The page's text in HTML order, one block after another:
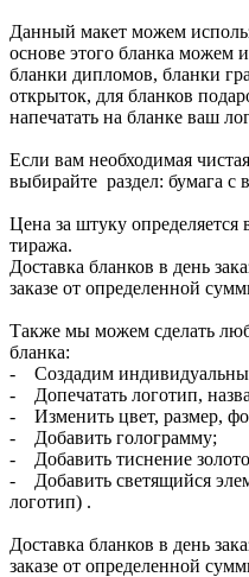
Данный макет можем
основе этого бланка можем
бланки дипломов, бланки
открыток, для бланков
напечатать на бланке ваш
Если вам необходимая
выбирайте раздел: бумага с
Цена за штуку определяется
тиража.
Доставка бланков в день
заказе от определенной
Также мы можем сделать
бланка:
- Создадим
- Допечатать логотип,
- Изменить цвет, размер,
- Добавить голограмму;
- Добавить тиснение
- Добавить светящийся
логотип) .
Доставка бланков в день
заказе от определенной